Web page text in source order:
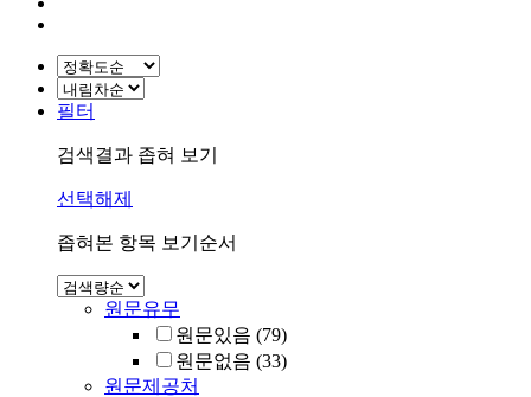
필터
검색결과 좁혀 보기
선택해제
좁혀본 항목 보기순서
원문유무
원문있음 (79)
원문없음 (33)
원문제공처